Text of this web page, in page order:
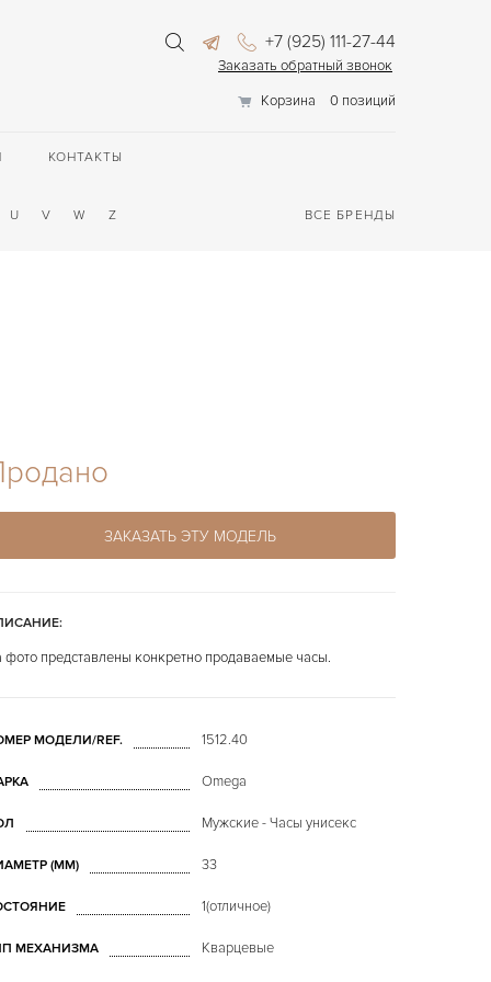
+7 (925) 111-27-44
Заказать обратный звонок
Корзина
0 позиций
КОНТАКТЫ
U V W Z ВСЕ БРЕНДЫ
ЗАКАЗАТЬ ЭТУ МОДЕЛЬ
фото представлены конкретно продаваемые часы.
МОДЕЛИ/REF. 1512.40
Omega
Мужские - Часы унисекс
(MM) 33
1(отличное)
МЕХАНИЗМА Кварцевые